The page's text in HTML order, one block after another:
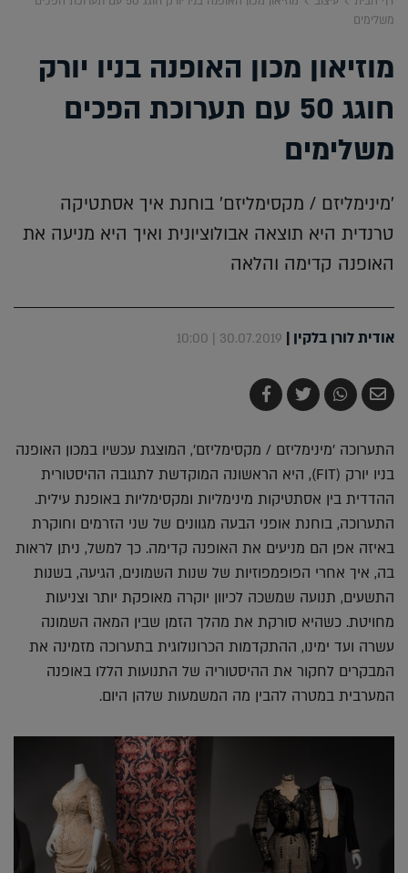
משלימים
מוזיאון מכון האופנה בניו יורק
חוגג 50 עם תערוכת הפכים
משלימים
'מינימליזם / מקסימליזם' בוחנת איך אסתטיקה
טרנדית היא תוצאה אבולוציונית ואיך היא מניעה את
האופנה קדימה והלאה
אודית לורן בלקין |
30.07.2019 | 10:00
שלח
בדואר
שתף
ב-
צייץ
ב-
שתף
ב-
התערוכה 'מינימליזם / מקסימליזם', המוצגת עכשיו במכון האופנה
בניו יורק (FIT), היא הראשונה המוקדשת לתגובה ההיסטורית
ההדדית בין אסתטיקות מינימליות ומקסימליות באופנת עילית.
התערוכה, בוחנת אופני הבעה מגוונים של שני הזרמים וחוקרת
באיזה אפן הם מניעים את האופנה קדימה. כך למשל, ניתן לראות
בה, איך אחרי הפופמפוזיות של שנות השמונים, הגיעה, בשנות
התשעים, תנועה שמשכה לכיוון יוקרה מאופקת יותר וצניעות
מחויטת. כשהיא סורקת את מהלך הזמן שבין המאה השמונה
עשרה ועד ימינו, ההתקדמות הכרונולוגית בתערוכה מזמינה את
המבקרים לחקור את ההיסטוריה של התנועות הללו באופנה
המערבית במטרה להבין מה המשמעות שלהן היום.